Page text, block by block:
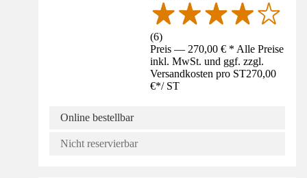
(6)
Preis — 270,00 € * Alle Preise
inkl. MwSt. und ggf. zzgl.
Versandkosten pro ST270,00
€*/ ST
Online bestellbar
Nicht reservierbar